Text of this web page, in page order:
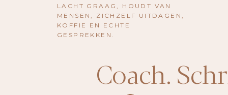
LACHT GRAAG, HOUDT VAN
MENSEN, ZICHZELF UITDAGEN,
KOFFIE EN ECHTE
GESPREKKEN.
Coach.